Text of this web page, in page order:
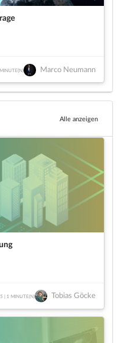
Marco Neumann
Alle anzeigen
Tobias Göcke
| 1 MINUTE(N)